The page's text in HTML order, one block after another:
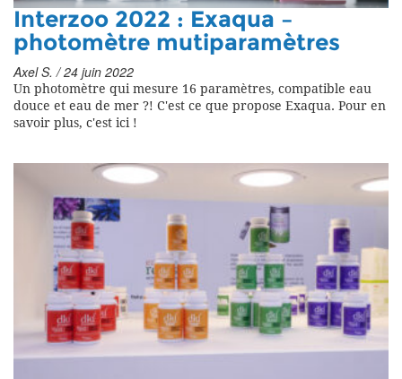
Interzoo 2022 : Exaqua –
photomètre mutiparamètres
Axel S. / 24 juin 2022
Un photomètre qui mesure 16 paramètres, compatible eau
douce et eau de mer ?! C'est ce que propose Exaqua. Pour en
savoir plus, c'est ici !